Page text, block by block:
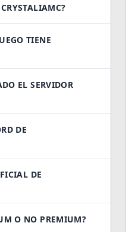
TIENE
EL SERVIDOR
DE
DE
O NO PREMIUM?